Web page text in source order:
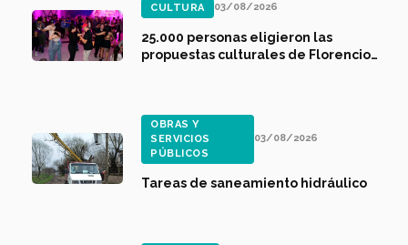
CULTURA 03/08/2026
25.000 personas eligieron las
propuestas culturales de Florencio
OBRAS Y
SERVICIOS
PÚBLICOS
03/08/2026
Tareas de saneamiento hidráulico